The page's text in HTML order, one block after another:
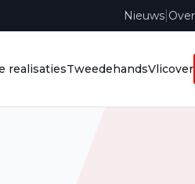
Nieuws
realisatiesTweedehandsVlicover